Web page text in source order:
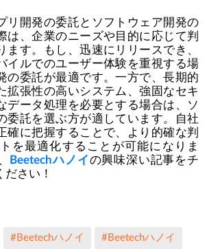
リ開発の委託とソフトウェア開発の
は、企業のニーズや目的に応じて判
ます。もし、迅速にリリースでき、
イルでのユーザー体験を重視する場
の委託が最適です。一方で、長期的
拡張性の高いシステム、強固なセキ
データ処理を必要とする場合は、ソ
委託を選ぶ方が適しています。自社
確に把握することで、より的確な判
を最適化することが可能になりま
Beetechハノイの興味深い記事をチ
さい！
#Beetechハノイ #Beetechハノイ